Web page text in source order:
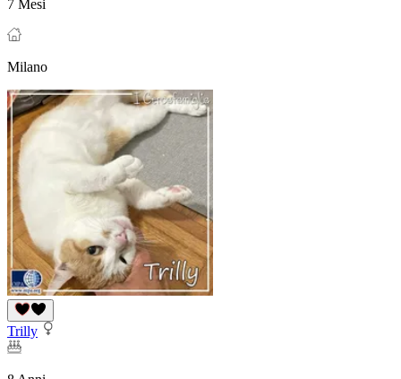
7 Mesi
Milano
Trilly